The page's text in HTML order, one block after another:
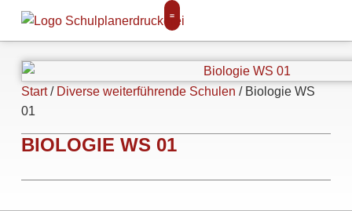
Start/ Diverse weiterführende Schulen / Biologie WS
01
BIOLOGIE WS 01